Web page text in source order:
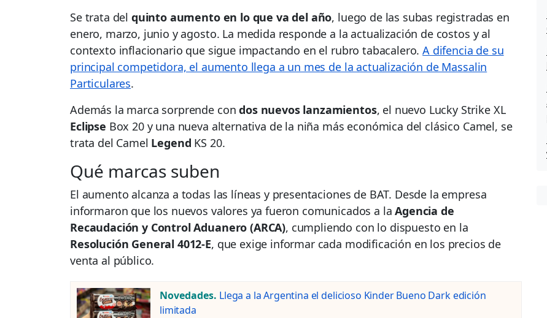
Se trata del quinto aumento en lo que va del año, luego de las subas registradas en
enero, marzo, junio y agosto. La medida responde a la actualización de costos y al
contexto inflacionario que sigue impactando en el rubro tabacalero.A difencia de su
principal competidora, el aumento llega a un mes de la actualización de Massalin
Particulares.
Además la marca sorprende condos nuevos lanzamientos, el nuevo Lucky Strike XL
Eclipse Box 20 y una nueva alternativa de la niña más económica del clásico Camel, se
trata del Camel Legend KS 20.
Qué marcas suben
El aumento alcanza a todas las líneas y presentaciones de BAT. Desde la empresa
informaron que los nuevos valores ya fueron comunicados a laAgencia de
Recaudación y Control Aduanero (ARCA), cumpliendo con lo dispuesto en la
Resolución General 4012-E, que exige informar cada modificación en los precios de
venta al público.
Novedades. Llega a la Argentina el delicioso Kinder Bueno Dark edición
limitada